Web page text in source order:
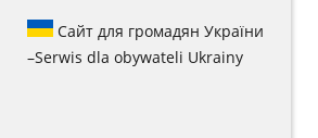
Сайт для громадян України
–Serwis dla obywateli Ukrainy